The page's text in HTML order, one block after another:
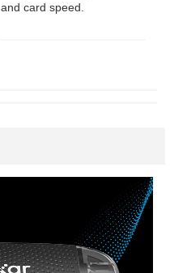
and card speed.